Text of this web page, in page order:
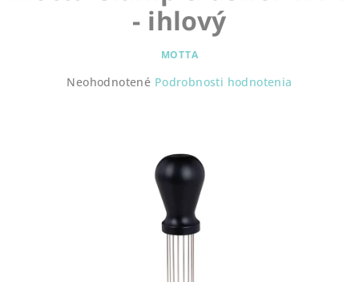
- ihlový
MOTTA
Priemerné
Neohodnotené Podrobnosti hodnotenia